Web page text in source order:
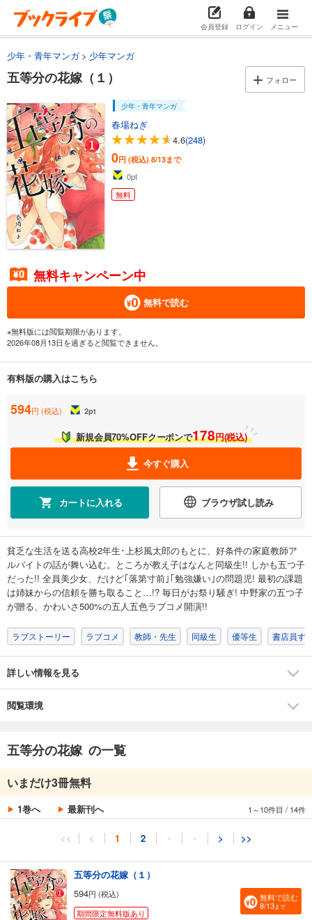
会員登録 ログイン メニュー
少年・青年マンガ 少年マンガ
五等分の花嫁（１） フォロー
少年・青年マンガ
春場ねぎ
4.6(248)
0円 (税込) 8/13まで
0pt
無料
無料キャンペーン中
無料で読む
※無料版には閲覧期限があります。
2026年08月13日を過ぎると閲覧できません。
有料版の購入はこちら
594円 (税込) 2pt
新規会員70%OFFクーポンで178円(税込)
今すぐ購入
カートに入れる ブラウザ試し読み
貧乏な生活を送る高校2年生･上杉風太郎のもとに、好条件の家庭教師ア
ルバイトの話が舞い込む。ところが教え子はなんと同級生!! しかも五つ子
だった!! 全員美少女、だけど｢落第寸前｣｢勉強嫌い｣の問題児! 最初の課題
は姉妹からの信頼を勝ち取ること…!? 毎日がお祭り騒ぎ! 中野家の五つ子
が贈る、かわいさ500%の五人五色ラブコメ開演!!
ラブストーリー ラブコメ 教師・先生 同級生 優等生 書店員す
詳しい情報を見る
閲覧環境
五等分の花嫁 の一覧
いまだけ3冊無料
1巻へ 最新刊へ 1～10件目 / 14件
<< < 1 2 ・ ・ > >>
五等分の花嫁（１）
594円 (税込)
期間限定無料版あり
無料で読む
8/13まで